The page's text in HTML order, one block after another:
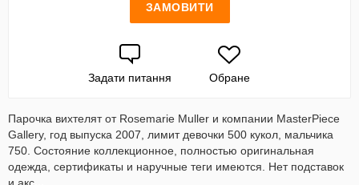
ЗАМОВИТИ
Задати питання Обране
Парочка вихтелят от Rosemarie Muller и компании MasterPiece
Gallery, год выпуска 2007, лимит девочки 500 кукол, мальчика
750. Состояние коллекционное, полностью оригинальная
одежда, сертификаты и наручные теги имеются. Нет подставок